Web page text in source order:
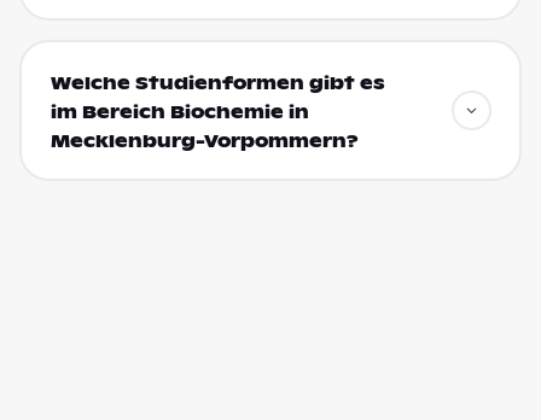
Welche Studienformen gibt es
im Bereich Biochemie in
Mecklenburg-Vorpommern?